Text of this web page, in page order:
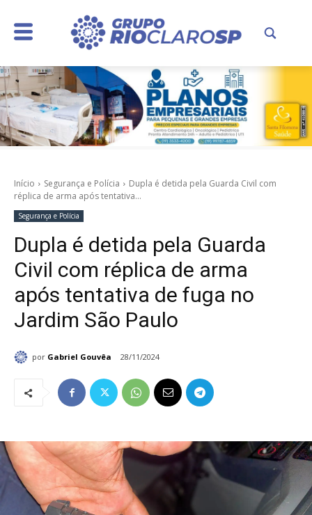
Início Segurança e Polícia
Dupla é detida pela Guarda Civil com
réplica de arma após tentativa...
Segurança e Polícia
Dupla é detida pela Guarda
Civil com réplica de arma
após tentativa de fuga no
Jardim São Paulo
por Gabriel Gouvêa 28/11/2024